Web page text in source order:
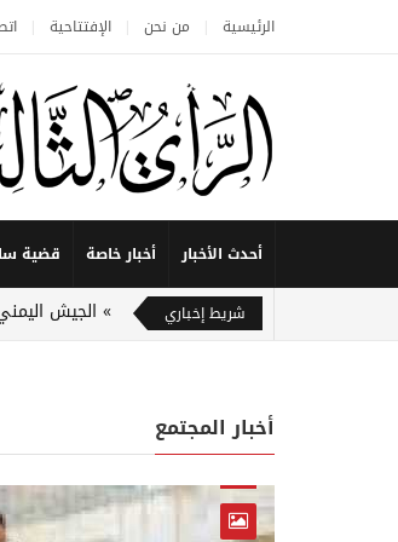
الرئيسية من نحن الإفتتاحية
أحدث الأخبار أخبار خاصة قضية
شريط إخباري الجيش
أخبار المجتمع